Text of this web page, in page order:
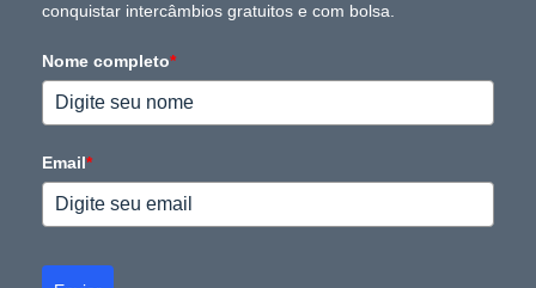
conquistar intercâmbios gratuitos e com bolsa.
Nome completo*
Email*